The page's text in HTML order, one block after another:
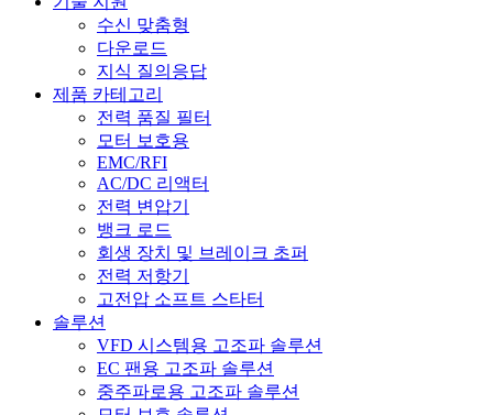
수신 맞춤형
다운로드
지식 질의응답
제품 카테고리
전력 품질 필터
모터 보호용
EMC/RFI
AC/DC 리액터
전력 변압기
뱅크 로드
회생 장치 및 브레이크 초퍼
전력 저항기
고전압 소프트 스타터
솔루션
VFD 시스템용 고조파 솔루션
EC 팬용 고조파 솔루션
중주파로용 고조파 솔루션